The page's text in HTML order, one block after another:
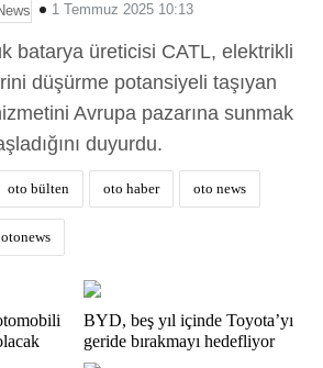
1 Temmuz 2025 10:13
batarya üreticisi CATL, elektrikli
düşürme potansiyeli taşıyan
Avrupa pazarına sunmak
duyurdu.
oto bülten oto haber oto news
otonews
BYD, beş yıl içinde Toyota’yı
geride bırakmayı hedefliyor